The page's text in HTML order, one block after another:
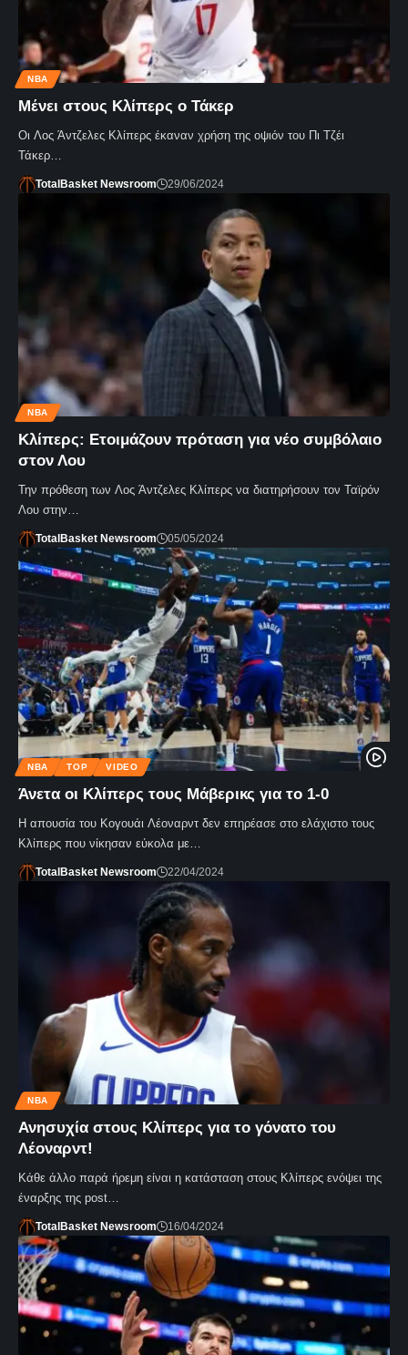
NBA
Μένει στους Κλίπερς ο Τάκερ
Οι Λος Άντζελες Κλίπερς έκαναν χρήση της οψιόν του Πι Τζέι
Τάκερ…
TotalBasket Newsroom 29/06/2024
NBA
Κλίπερς: Ετοιμάζουν πρόταση για νέο συμβόλαιο
στον Λου
Την πρόθεση των Λος Άντζελες Κλίπερς να διατηρήσουν τον Ταϊρόν
Λου στην…
TotalBasket Newsroom 05/05/2024
NBA TOP VIDEO
Άνετα οι Κλίπερς τους Μάβερικς για το 1-0
Η απουσία του Κογουάι Λέοναρντ δεν επηρέασε στο ελάχιστο τους
Κλίπερς που νίκησαν εύκολα με…
TotalBasket Newsroom 22/04/2024
NBA
Ανησυχία στους Κλίπερς για το γόνατο του
Λέοναρντ!
Κάθε άλλο παρά ήρεμη είναι η κατάσταση στους Κλίπερς ενόψει της
έναρξης της post…
TotalBasket Newsroom 16/04/2024